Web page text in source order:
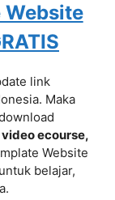
Website
link
Maka
ecourse,
Website
belajar,